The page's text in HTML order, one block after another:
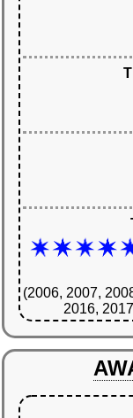
(2006, 2007,
2016,